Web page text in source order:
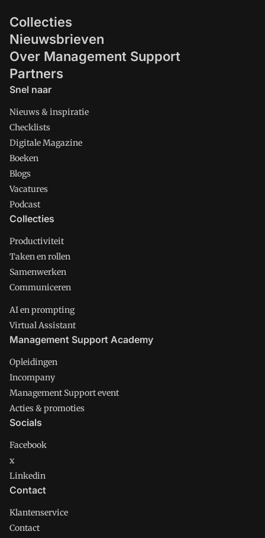
Collecties
Nieuwsbrieven
Over Management Support
Partners
Snel naar
Nieuws & inspiratie
Checklists
Digitale Magazine
Boeken
Blogs
Vacatures
Podcast
Collecties
Productiviteit
Taken en rollen
Samenwerken
Communiceren
AI en prompting
Virtual Assistant
Management Support Academy
Opleidingen
Incompany
Management Support event
Acties & promoties
Socials
Facebook
x
Linkedin
Contact
Klantenservice
Contact